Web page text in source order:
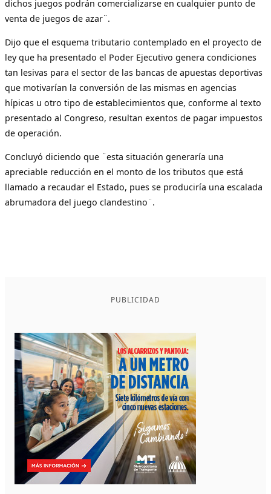
dichos juegos podrán comercializarse en cualquier punto de
venta de juegos de azar¨.
Dijo que el esquema tributario contemplado en el proyecto de
ley que ha presentado el Poder Ejecutivo genera condiciones
tan lesivas para el sector de las bancas de apuestas deportivas
que motivarían la conversión de las mismas en agencias
hípicas u otro tipo de establecimientos que, conforme al texto
presentado al Congreso, resultan exentos de pagar impuestos
de operación.
Concluyó diciendo que ¨esta situación generaría una
apreciable reducción en el monto de los tributos que está
llamado a recaudar el Estado, pues se produciría una escalada
abrumadora del juego clandestino¨.
PUBLICIDAD